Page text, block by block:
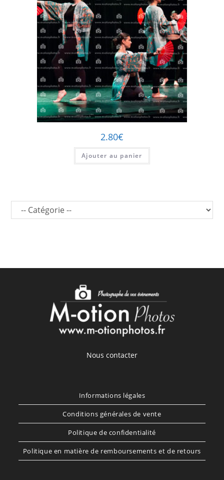
2.80€
Ajouter au panier
Nous contacter
Informations légales
Conditions générales de vente
Politique de confidentialité
Politique en matière de remboursements et de retours